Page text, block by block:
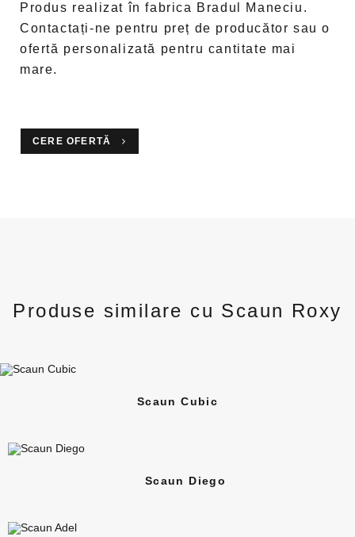
Produs realizat în fabrica Bradul Maneciu.
Contactați-ne pentru preț de producător sau o
ofertă personalizată pentru cantitate mai
mare.
CERE OFERTĂ
Produse similare cu Scaun Roxy
Scaun Cubic
Scaun Diego